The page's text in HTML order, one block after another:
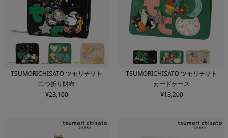
TSUMORICHISATO ツモリチサト
二つ折り財布
¥23,100
TSUMORICHISATO ツモリチサト
カードケース
¥13,200